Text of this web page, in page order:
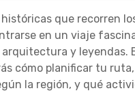
que recorren
en un viaje
y leyendas.
cómo planificar tu
la región, y qué